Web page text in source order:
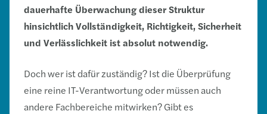
dauerhafte Überwachung dieser Struktur
hinsichtlich Vollständigkeit, Richtigkeit, Sicherheit
und Verlässlichkeit ist absolut notwendig.
Doch wer ist dafür zuständig? Ist die Überprüfung
eine reine IT-Verantwortung oder müssen auch
andere Fachbereiche mitwirken? Gibt es